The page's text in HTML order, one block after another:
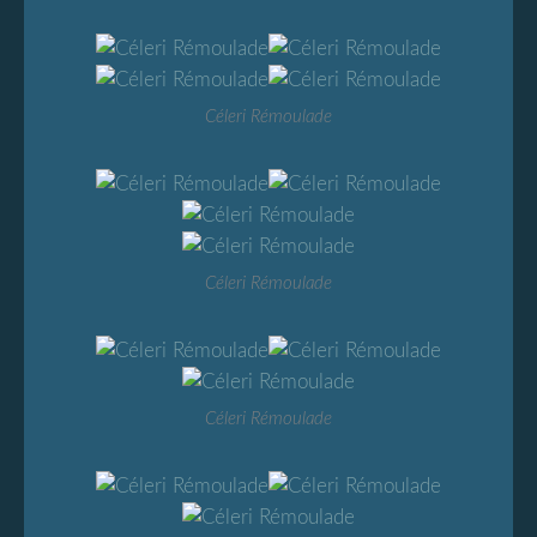
Céleri Rémoulade
Céleri Rémoulade
Céleri Rémoulade